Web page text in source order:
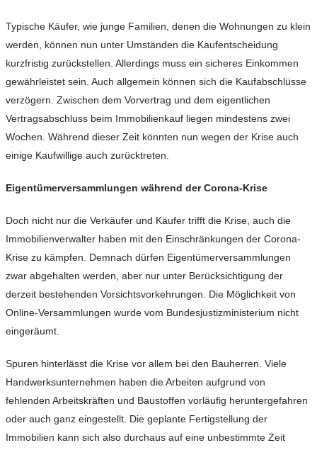
Typische Käufer, wie junge Familien, denen die Wohnungen zu klein
werden, können nun unter Umständen die Kaufentscheidung
kurzfristig zurückstellen. Allerdings muss ein sicheres Einkommen
gewährleistet sein. Auch allgemein können sich die Kaufabschlüsse
verzögern. Zwischen dem Vorvertrag und dem eigentlichen
Vertragsabschluss beim Immobilienkauf liegen mindestens zwei
Wochen. Während dieser Zeit könnten nun wegen der Krise auch
einige Kaufwillige auch zurücktreten.
Eigentümerversammlungen während der Corona-Krise
Doch nicht nur die Verkäufer und Käufer trifft die Krise, auch die
Immobilienverwalter haben mit den Einschränkungen der Corona-
Krise zu kämpfen. Demnach dürfen Eigentümerversammlungen
zwar abgehalten werden, aber nur unter Berücksichtigung der
derzeit bestehenden Vorsichtsvorkehrungen. Die Möglichkeit von
Online-Versammlungen wurde vom Bundesjustizministerium nicht
eingeräumt.
Spuren hinterlässt die Krise vor allem bei den Bauherren. Viele
Handwerksunternehmen haben die Arbeiten aufgrund von
fehlenden Arbeitskräften und Baustoffen vorläufig heruntergefahren
oder auch ganz eingestellt. Die geplante Fertigstellung der
Immobilien kann sich also durchaus auf eine unbestimmte Zeit